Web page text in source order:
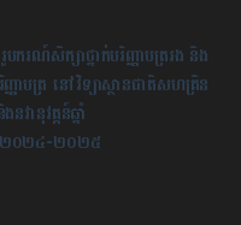
បករណ៍សិក្សាថ្នាក់បរិញ្ញាបត្ររង និង
ញ្ញាបត្រ នៅវិទ្យាស្ថានជាតិសហគ្រិន
វានុវត្តន៍ឆ្នាំ
២០២៤-២០២៥